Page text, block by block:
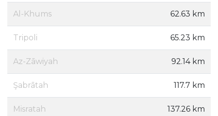
Al-Khums 62.63 km
Tripoli 65.23 km
Az-Zāwiyah 92.14 km
Şabrātah 117.7 km
Misratah 137.26 km